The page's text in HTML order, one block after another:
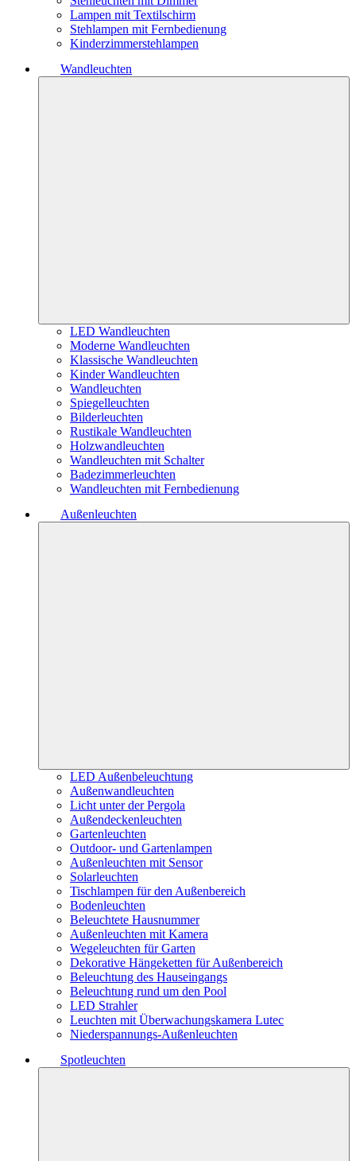
Lampen mit Textilschirm
Stehlampen mit Fernbedienung
Kinderzimmerstehlampen
Wandleuchten
LED Wandleuchten
Moderne Wandleuchten
Klassische Wandleuchten
Kinder Wandleuchten
Wandleuchten
Spiegelleuchten
Bilderleuchten
Rustikale Wandleuchten
Holzwandleuchten
Wandleuchten mit Schalter
Badezimmerleuchten
Wandleuchten mit Fernbedienung
Außenleuchten
LED Außenbeleuchtung
Außenwandleuchten
Licht unter der Pergola
Außendeckenleuchten
Gartenleuchten
Outdoor- und Gartenlampen
Außenleuchten mit Sensor
Solarleuchten
Tischlampen für den Außenbereich
Bodenleuchten
Beleuchtete Hausnummer
Außenleuchten mit Kamera
Wegeleuchten für Garten
Dekorative Hängeketten für Außenbereich
Beleuchtung des Hauseingangs
Beleuchtung rund um den Pool
LED Strahler
Leuchten mit Überwachungskamera Lutec
Niederspannungs-Außenleuchten
Spotleuchten